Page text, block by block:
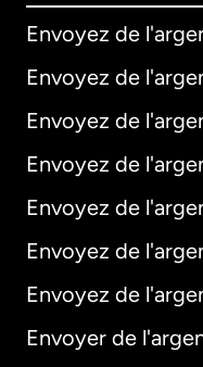
Envoyez de
Envoyez de
Envoyez de
Envoyez de
Envoyez de
Envoyez de
Envoyez de
Envoyer de